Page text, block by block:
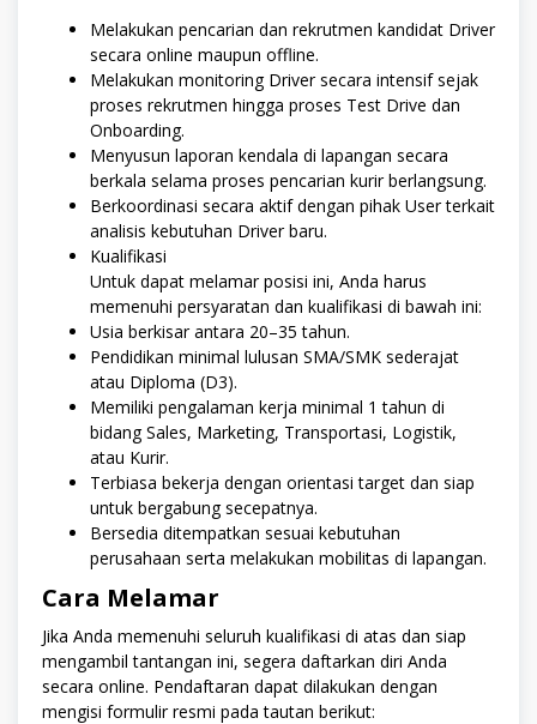
Melakukan pencarian dan rekrutmen kandidat Driver
secara online maupun offline.
Melakukan monitoring Driver secara intensif sejak
proses rekrutmen hingga proses Test Drive dan
Onboarding.
Menyusun laporan kendala di lapangan secara
berkala selama proses pencarian kurir berlangsung.
Berkoordinasi secara aktif dengan pihak User terkait
analisis kebutuhan Driver baru.
Kualifikasi
Untuk dapat melamar posisi ini, Anda harus
memenuhi persyaratan dan kualifikasi di bawah ini:
Usia berkisar antara 20–35 tahun.
Pendidikan minimal lulusan SMA/SMK sederajat
atau Diploma (D3).
Memiliki pengalaman kerja minimal 1 tahun di
bidang Sales, Marketing, Transportasi, Logistik,
atau Kurir.
Terbiasa bekerja dengan orientasi target dan siap
untuk bergabung secepatnya.
Bersedia ditempatkan sesuai kebutuhan
perusahaan serta melakukan mobilitas di lapangan.
Cara Melamar
Jika Anda memenuhi seluruh kualifikasi di atas dan siap
mengambil tantangan ini, segera daftarkan diri Anda
secara online. Pendaftaran dapat dilakukan dengan
mengisi formulir resmi pada tautan berikut: